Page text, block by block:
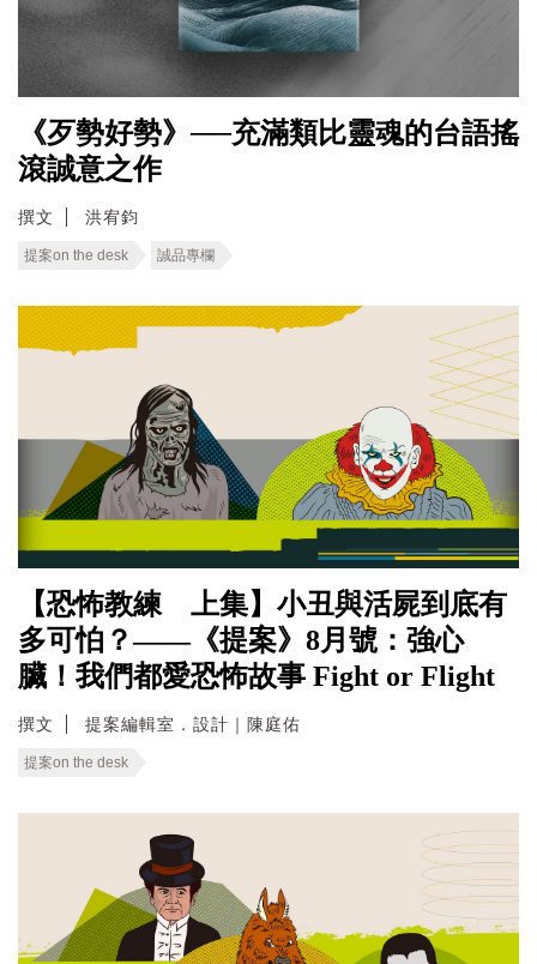
《歹勢好勢》──充滿類比靈魂的台語搖
滾誠意之作
撰文 洪宥鈞
提案on the desk 誠品專欄
【恐怖教練 上集】小丑與活屍到底有
多可怕？——《提案》8月號：強心
臟！我們都愛恐怖故事 Fight or Flight
撰文 提案編輯室．設計｜陳庭佑
提案on the desk